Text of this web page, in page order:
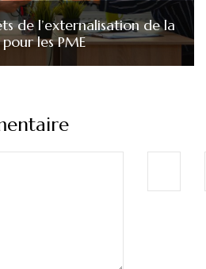
de l’externalisation de la
les PME